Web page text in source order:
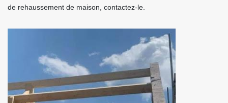
de rehaussement de maison, contactez-le.